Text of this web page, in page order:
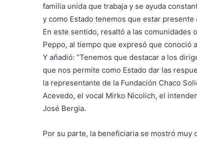
familia unida que trabaja y se ayuda
y como Estado tenemos que estar presente
En este sentido, resaltó a las comunidades
Peppo, al tiempo que expresó que conoció
Y añadió: “Tenemos que destacar a los
que nos permite como Estado dar las
la representante de la Fundación Chaco
Acevedo, el vocal Mirko Nicolich, el
José Bergia.
Por su parte, la beneficiaria se mostró muy